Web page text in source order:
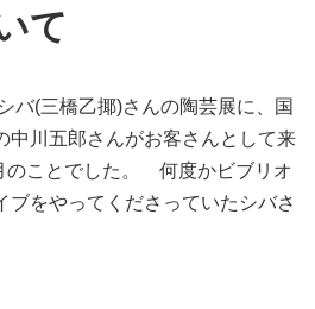
て
(三橋乙揶)さんの陶芸展に、国
中川五郎さんがお客さんとして来
のことでした。 何度かビブリオ
ブをやってくださっていたシバさ